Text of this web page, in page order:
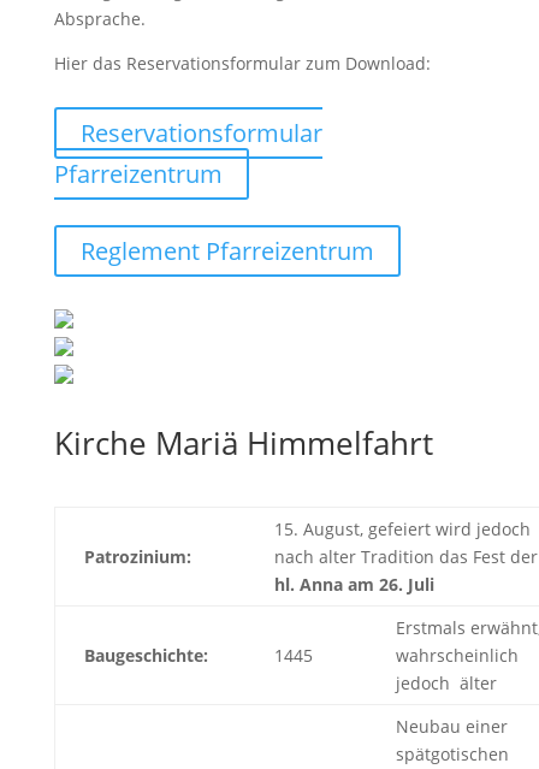
Absprache.
Hier das Reservationsformular zum Download:
Reservationsformular
Pfarreizentrum
Reglement Pfarreizentrum
Kirche Mariä Himmelfahrt
Patrozinium:
15. August, gefeiert wird jedoch
nach alter Tradition das Fest der
hl. Anna am 26. Juli
Baugeschichte: 1445
Erstmals
wahrscheinlich
jedoch älter
Neubau einer
spätgotischen